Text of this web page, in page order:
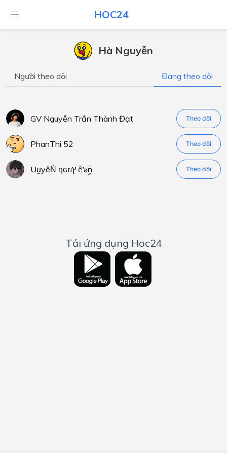
HOC24
Hà Nguyễn
Người theo dõi Đang theo dõi
GV Nguyễn Trần Thành Đạt Theo dõi
PhanThi 52 Theo dõi
Uu̫yêN͛ ηɢยץ ễ๖ۣۜn Theo dõi
Tải ứng dụng Hoc24